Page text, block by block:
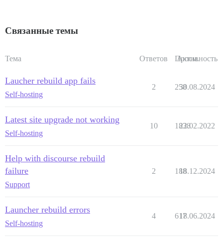
Связанные темы
Тема Ответов Просм.
Активность
Laucher rebuild app fails
Self-hosting
2 258
30.08.2024
Latest site upgrade not working
Self-hosting
10 1838
22.02.2022
Help with discourse rebuild
failure
Support
2 188
18.12.2024
Launcher rebuild errors
Self-hosting
4 617
18.06.2024